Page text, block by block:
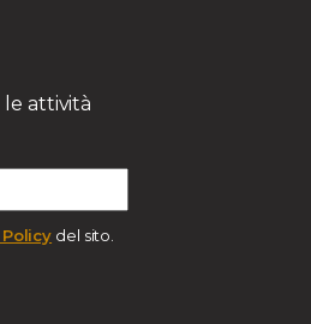
attività
del sito.